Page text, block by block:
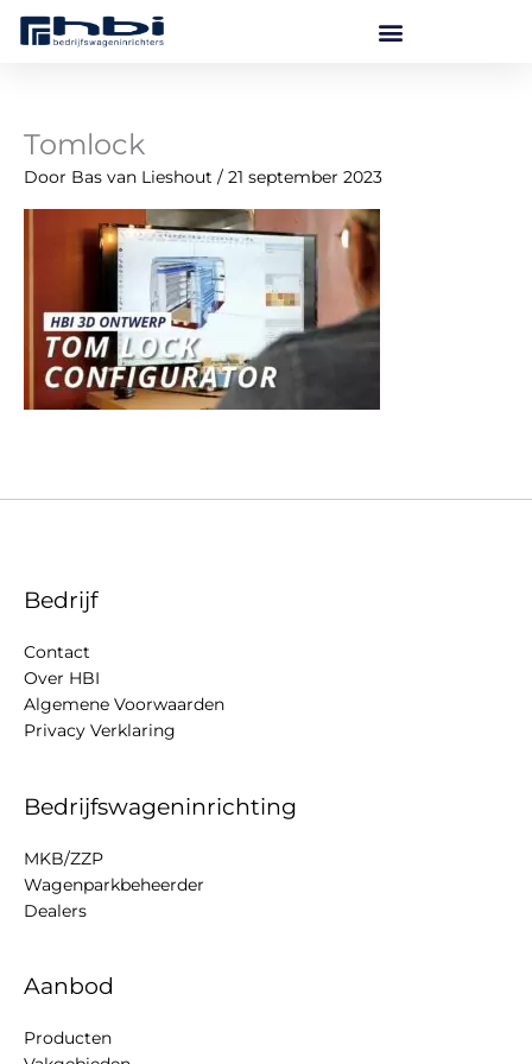
Tomlock
Door Bas van Lieshout / 21 september 2023
Bedrijf
Contact
Over HBI
Algemene Voorwaarden
Privacy Verklaring
Bedrijfswageninrichting
MKB/ZZP
Wagenparkbeheerder
Dealers
Aanbod
Producten